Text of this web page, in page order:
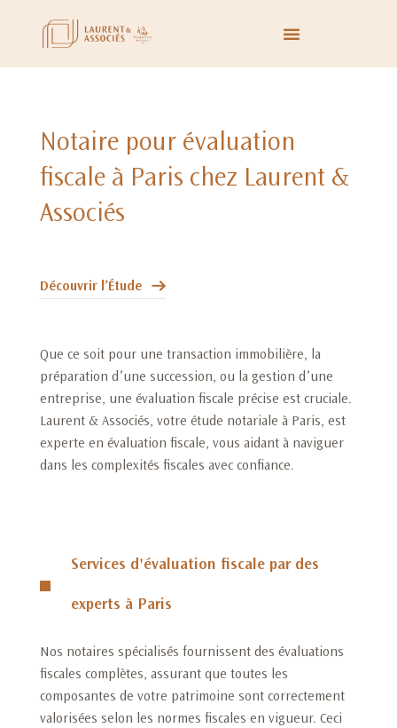
Notaire pour évaluation
fiscale à Paris chez Laurent &
Associés
Découvrir l’Étude
Que ce soit pour une transaction immobilière, la
préparation d’une succession, ou la gestion d’une
entreprise, une évaluation fiscale précise est cruciale.
Laurent & Associés, votre étude notariale à Paris, est
experte en évaluation fiscale, vous aidant à naviguer
dans les complexités fiscales avec confiance.
Services d'évaluation fiscale par des
experts à Paris
Nos notaires spécialisés fournissent des évaluations
fiscales complètes, assurant que toutes les
composantes de votre patrimoine sont correctement
valorisées selon les normes fiscales en vigueur. Ceci